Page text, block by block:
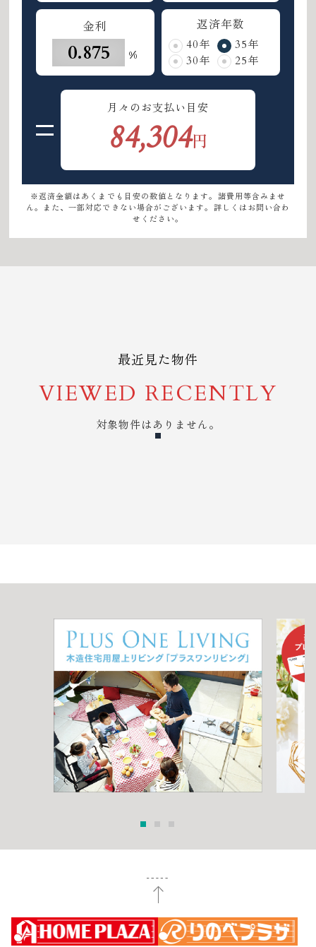
金利
%
返済年数
40年
35年
30年
25年
月々のお支払い目安
84,304円
※返済金額はあくまでも目安の数値となります。諸費用等含みませ
ん。また、一部対応できない場合がございます。詳しくはお問い合わ
せください。
最近見た物件
VIEWED RECENTLY
対象物件はありません。